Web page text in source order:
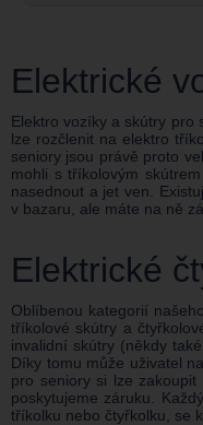
Elektrické
Elektro vozíky a skútry pro
lze rozčlenit na elektro
seniory jsou právě proto
mohli s tříkolovým
nasednout a jet ven.
v bazaru, ale máte na ně
Elektrické
Oblíbenou kategorií
tříkolové skútry a
invalidní skútry (někdy
Díky tomu může uživatel
pro seniory si lze
poskytujeme záruku.
tříkolku nebo čtyřkolku, se